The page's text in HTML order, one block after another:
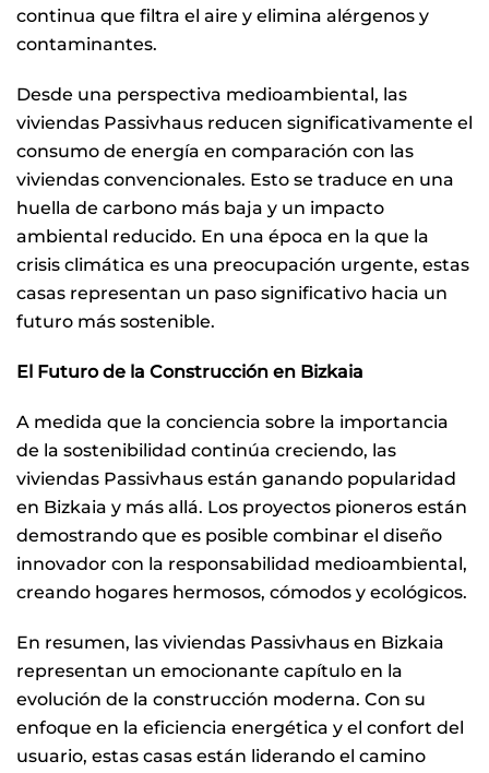
continua que filtra el aire y elimina alérgenos y
contaminantes.
Desde una perspectiva medioambiental, las
viviendas Passivhaus reducen significativamente el
consumo de energía en comparación con las
viviendas convencionales. Esto se traduce en una
huella de carbono más baja y un impacto
ambiental reducido. En una época en la que la
crisis climática es una preocupación urgente, estas
casas representan un paso significativo hacia un
futuro más sostenible.
El Futuro de la Construcción en Bizkaia
A medida que la conciencia sobre la importancia
de la sostenibilidad continúa creciendo, las
viviendas Passivhaus están ganando popularidad
en Bizkaia y más allá. Los proyectos pioneros están
demostrando que es posible combinar el diseño
innovador con la responsabilidad medioambiental,
creando hogares hermosos, cómodos y ecológicos.
En resumen, las viviendas Passivhaus en Bizkaia
representan un emocionante capítulo en la
evolución de la construcción moderna. Con su
enfoque en la eficiencia energética y el confort del
usuario, estas casas están liderando el camino